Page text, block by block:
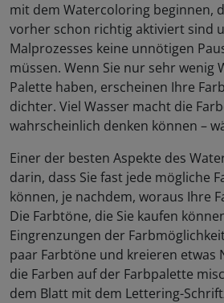
mit dem Watercoloring beginnen,
vorher schon richtig aktiviert sind
Malprozesses keine unnötigen
müssen. Wenn Sie nur sehr wenig
Palette haben, erscheinen Ihre
dichter. Viel Wasser macht die
wahrscheinlich denken können –
Einer der besten Aspekte des
darin, dass Sie fast jede mögliche
können, je nachdem, woraus Ihre
Die Farbtöne, die Sie kaufen
Eingrenzungen der
paar Farbtöne und kreieren etwas
die Farben auf der Farbpalette
dem Blatt mit dem Lettering-